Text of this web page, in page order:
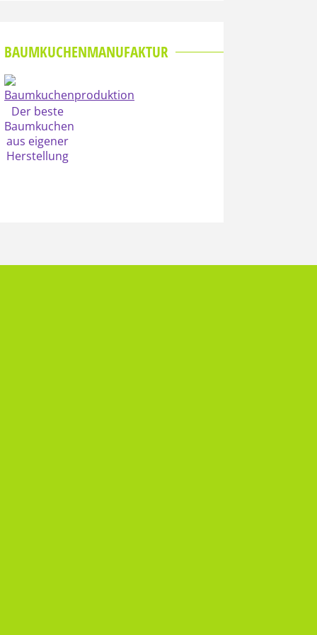
BAUMKUCHENMANUFAKTUR
Der beste
Baumkuchen
aus eigener
Herstellung